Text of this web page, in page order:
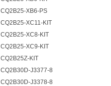
CQ2B25-XB6-PS
CQ2B25-XC11-KIT
CQ2B25-XC8-KIT
CQ2B25-XC9-KIT
CQ2B25Z-KIT
CQ2B30D-J3377-8
CQ2B30D-J3378-8